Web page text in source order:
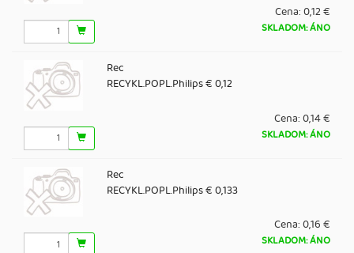
Cena:0,12 €
SKLADOM: ÁNO
Rec
RECYKL.POPL.Philips € 0,12
Cena:0,14 €
SKLADOM: ÁNO
Rec
RECYKL.POPL.Philips € 0,133
Cena:0,16 €
SKLADOM: ÁNO